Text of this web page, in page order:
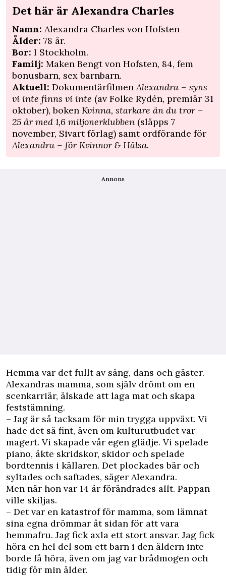
Det här är Alexandra Charles
Namn: Alexandra Charles von Hofsten
Ålder: 78 år.
Bor: I Stockholm.
Familj: Maken Bengt von Hofsten, 84, fem
bonusbarn, sex barnbarn.
Aktuell: DokumentärfilmenAlexandra – syns
vi inte finns vi inte (av Folke Rydén, premiär 31
oktober), boken Kvinna, starkare än du tror –
25 år med 1,6 miljonerklubben (släpps 7
november, Sivart förlag) samt ordförande för
Alexandra – för Kvinnor & Hälsa.
Annons
Hemma var det fullt av sång, dans och gäster.
Alexandras mamma, som själv drömt om en
scenkarriär, älskade att laga mat och skapa
feststämning.
– Jag är så tacksam för min trygga uppväxt. Vi
hade det så fint, även om kulturutbudet var
magert. Vi skapade vår egen glädje. Vi spelade
piano, åkte skridskor, skidor och spelade
bordtennis i källaren. Det plockades bär och
syltades och saftades, säger Alexandra.
Men när hon var 14 år förändrades allt. Pappan
ville skiljas.
– Det var en katastrof för mamma, som lämnat
sina egna drömmar åt sidan för att vara
hemmafru. Jag fick axla ett stort ansvar. Jag fick
höra en hel del som ett barn i den åldern inte
borde få höra, även om jag var brådmogen och
tidig för min ålder.